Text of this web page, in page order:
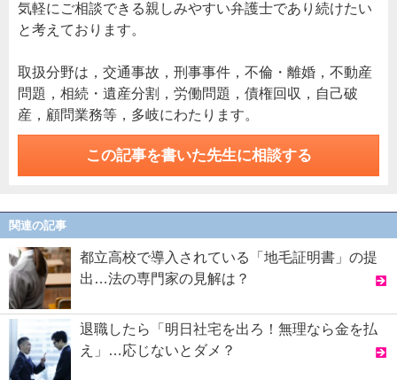
気軽にご相談できる親しみやすい弁護士であり続けたい
と考えております。
取扱分野は，交通事故，刑事事件，不倫・離婚，不動産
問題，相続・遺産分割，労働問題，債権回収，自己破
産，顧問業務等，多岐にわたります。
この記事を書いた先生に相談する
関連の記事
都立高校で導入されている「地毛証明書」の提
出…法の専門家の見解は？
退職したら「明日社宅を出ろ！無理なら金を払
え」…応じないとダメ？